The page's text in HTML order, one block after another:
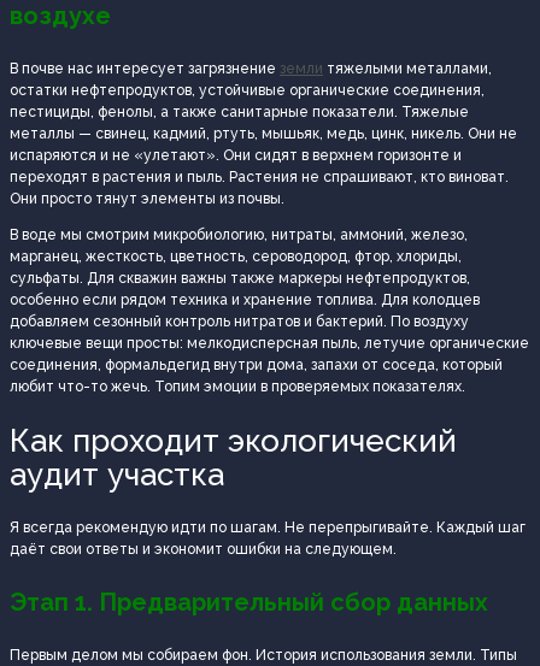
воздухе
В почве нас интересует загрязнение земли тяжелыми металлами,
остатки нефтепродуктов, устойчивые органические соединения,
пестициды, фенолы, а также санитарные показатели. Тяжелые
металлы — свинец, кадмий, ртуть, мышьяк, медь, цинк, никель. Они не
испаряются и не «улетают». Они сидят в верхнем горизонте и
переходят в растения и пыль. Растения не спрашивают, кто виноват.
Они просто тянут элементы из почвы.
В воде мы смотрим микробиологию, нитраты, аммоний, железо,
марганец, жесткость, цветность, сероводород, фтор, хлориды,
сульфаты. Для скважин важны также маркеры нефтепродуктов,
особенно если рядом техника и хранение топлива. Для колодцев
добавляем сезонный контроль нитратов и бактерий. По воздуху
ключевые вещи просты: мелкодисперсная пыль, летучие органические
соединения, формальдегид внутри дома, запахи от соседа, который
любит что-то жечь. Топим эмоции в проверяемых показателях.
Как проходит экологический
аудит участка
Я всегда рекомендую идти по шагам. Не перепрыгивайте. Каждый шаг
даёт свои ответы и экономит ошибки на следующем.
Этап 1. Предварительный сбор данных
Первым делом мы собираем фон. История использования земли. Типы